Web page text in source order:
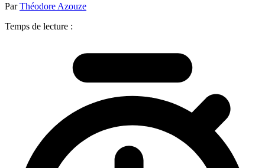
ParThéodore Azouze
Temps de lecture :